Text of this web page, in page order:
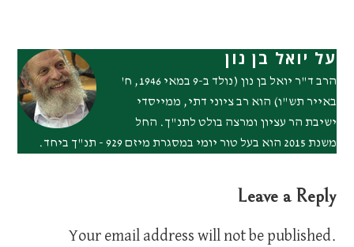
על יואל בן נון
הרב ד"ר יואל בן נון (נולד ב-9 במאי 1946, ח'
באייר תש"ו) הוא רב ציוני דתי, ממייסדי
ישיבת הר עציון ומרצה בולט לתנ"ך. החל
משנת 2015 הוא בעל טור יומי במסגרת מיזם 929 - תנ"ך ביחד.
Leave a Reply
Your email address will not be published.